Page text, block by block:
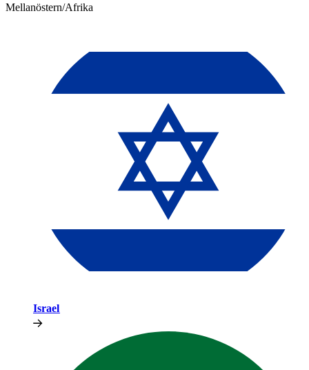
Mellanöstern/Afrika​​
Israel​​